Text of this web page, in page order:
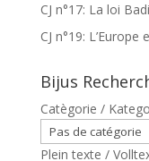
CJ n°17: La loi
CJ n°19:
Bijus
Catègorie /
Plein texte /